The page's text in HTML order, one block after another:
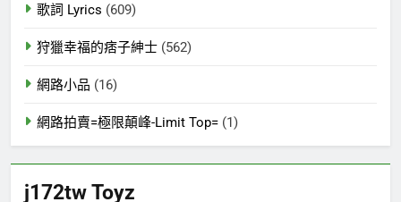
歌詞 Lyrics (609)
狩獵幸福的痞子紳士 (562)
網路小品 (16)
網路拍賣=極限顛峰-Limit Top= (1)
j172tw Toyz